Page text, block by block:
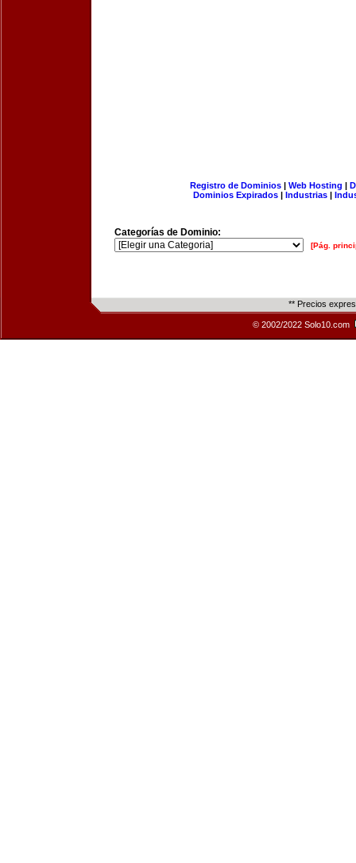
Registro de Dominios| Web Hosting |
Dominios Expirados | Industrias |
Categorías de Dominio:
[Pág.
** Precios
© 2002/2022 Solo10.com